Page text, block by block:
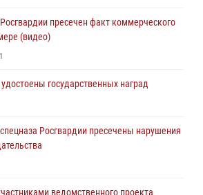
войск правопорядка почтили
Кирилловича Яковлева
ОМОН Росгвардии задержаны
2 1
охраны Росгвардии отмечает
пресечен факт коммерческого
(видео)
1
государственных наград
Росгвардии пресечены нарушения
ведомственного проекта